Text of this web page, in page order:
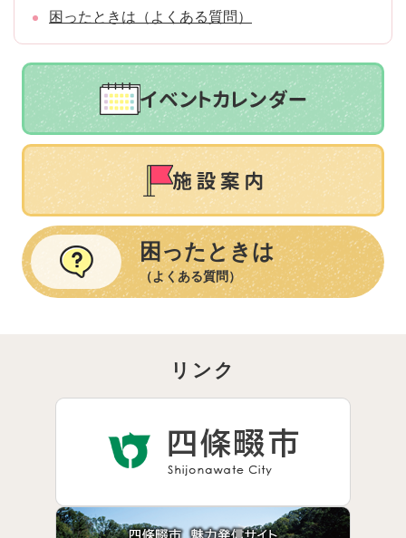
困ったときは（よくある質問）
困ったときは
（よくある質問）
リンク